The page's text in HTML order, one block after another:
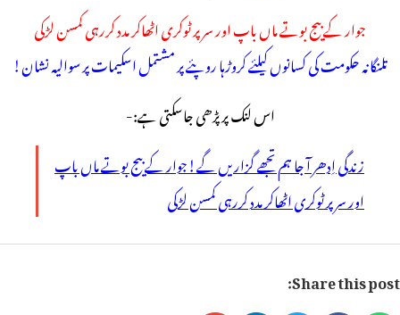
جوار کے بیج بوتے ماں باپ اور سر پر ٹوکری اٹھاکر مدد کررہی کمسن لڑکی
تلنگانہ حکومت کی کسانوں کیلئے کروڑہا روپئے پر مشتمل اسکیمات پر سوالیہ نشان!
اس لنک پر پڑھی جاسکتی ہے:-
زندگی اِدھر آ جا ہم تجھے گزاریں گے!جوار کے بیج بوتے ماں باپ
اور سر پر ٹوکری اٹھاکر مدد کررہی کمسن لڑکی
Share this post: